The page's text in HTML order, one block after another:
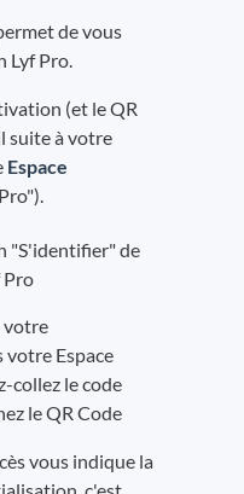
de vous
Lyf Pro.
(et le QR
suite à votre
Espace
"S'identifier" de
Pro
votre
Espace
collez le code
le QR Code
vous indique la